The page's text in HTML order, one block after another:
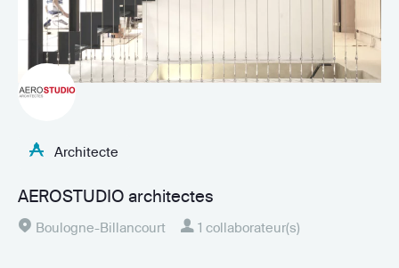
Architecte
AEROSTUDIO architectes
Boulogne-Billancourt 1 collaborateur(s)